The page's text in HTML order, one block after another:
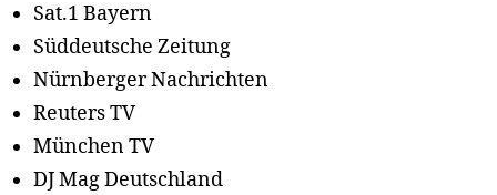
Sat.1 Bayern
Süddeutsche Zeitung
Nürnberger Nachrichten
Reuters TV
München TV
DJ Mag Deutschland